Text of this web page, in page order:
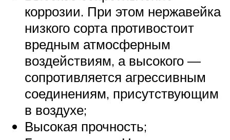
коррозии. При этом нержавейка
низкого сорта противостоит
вредным атмосферным
воздействиям, а высокого —
сопротивляется агрессивным
соединениям, присутствующим
в воздухе;
Высокая прочность;